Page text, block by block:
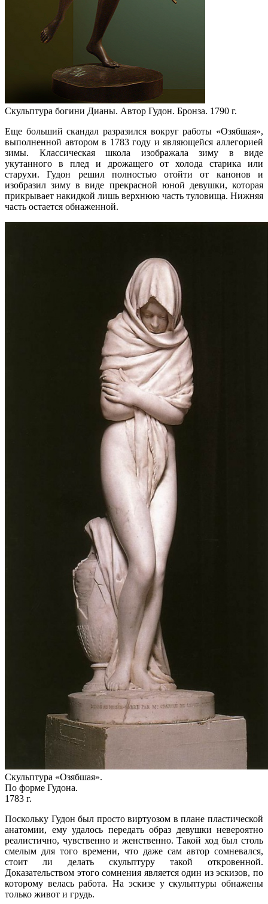
Скульптура богини Дианы. Автор Гудон. Бронза. 1790 г.
Еще больший скандал разразился вокруг работы «Озябшая»,
выполненной автором в 1783 году и являющейся аллегорией
зимы. Классическая школа изображала зиму в виде
укутанного в плед и дрожащего от холода старика или
старухи. Гудон решил полностью отойти от канонов и
изобразил зиму в виде прекрасной юной девушки, которая
прикрывает накидкой лишь верхнюю часть туловища. Нижняя
часть остается обнаженной.
Скульптура «Озябшая».
По форме Гудона.
1783 г.
Поскольку Гудон был просто виртуозом в плане пластической
анатомии, ему удалось передать образ девушки невероятно
реалистично, чувственно и женственно. Такой ход был столь
смелым для того времени, что даже сам автор сомневался,
стоит ли делать скульптуру такой откровенной.
Доказательством этого сомнения является один из эскизов, по
которому велась работа. На эскизе у скульптуры обнажены
только живот и грудь.